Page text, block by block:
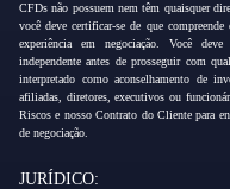
CFDs não possuem nem têm quaisquer
você deve certificar-se de que
experiência em negociação. Você
independente antes de prosseguir com
interpretado como aconselhamento de
afiliadas, diretores, executivos ou
Riscos e nosso Contrato do Cliente para
de negociação.
JURÍDICO: